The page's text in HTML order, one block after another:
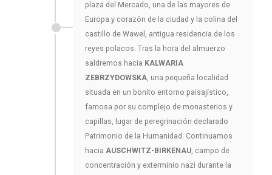
plaza del Mercado, una de las mayores de
Europa y corazón de la ciudad y la colina del
castillo de Wawel, antigua residencia de los
reyes polacos. Tras la hora del almuerzo
saldremos hacia KALWARIA
ZEBRZYDOWSKA, una pequeña localidad
situada en un bonito entorno paisajístico,
famosa por su complejo de monasterios y
capillas, lugar de peregrinación declarado
Patrimonio de la Humanidad. Continuamos
hacia AUSCHWITZ-BIRKENAU, campo de
concentración y exterminio nazi durante la